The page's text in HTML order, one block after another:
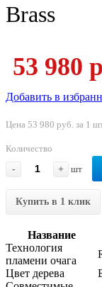
Brass
53 980
Добавить в
Цена 53 980 руб. за 1
Количество
-
+ шт
Купить в 1 клик
Название
Технология
пламени очага
Цвет дерева